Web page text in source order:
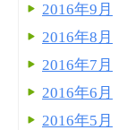
2016年9月
2016年8月
2016年7月
2016年6月
2016年5月